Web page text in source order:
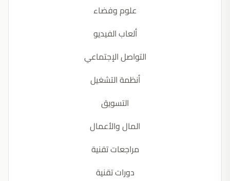
علوم وفضاء
ألعاب الفيديو
التواصل الإجتماعي
أنظمة التشغيل
التسويق
المال والأعمال
مراجعات تقنية
دورات تقنية